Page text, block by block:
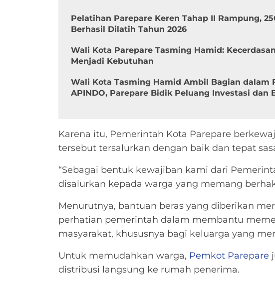
Pelatihan Parepare Keren Tahap II Rampung,
Berhasil Dilatih Tahun 2026
Wali Kota Parepare Tasming Hamid:
Menjadi Kebutuhan
Wali Kota Tasming Hamid Ambil Bagian dalam
APINDO, Parepare Bidik Peluang Investasi dan
Karena itu, Pemerintah Kota Parepare
tersebut tersalurkan dengan baik dan tepat
“Sebagai bentuk kewajiban kami dari
disalurkan kepada warga yang memang
Menurutnya, bantuan beras yang diberikan
perhatian pemerintah dalam membantu
masyarakat, khususnya bagi keluarga yang
Untuk memudahkan warga, Pemkot Parepare
distribusi langsung ke rumah penerima.